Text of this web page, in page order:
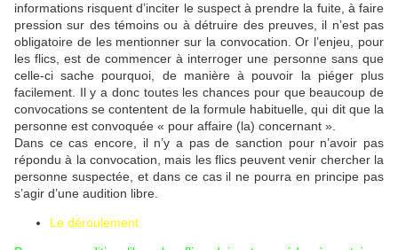
informations risquent d’inciter le suspect à prendre la fuite, à faire
pression sur des témoins ou à détruire des preuves, il n’est pas
obligatoire de les mentionner sur la convocation. Or l’enjeu, pour
les flics, est de commencer à interroger une personne sans que
celle-ci sache pourquoi, de manière à pouvoir la piéger plus
facilement. Il y a donc toutes les chances pour que beaucoup de
convocations se contentent de la formule habituelle, qui dit que la
personne est convoquée « pour affaire (la) concernant ».
Dans ce cas encore, il n’y a pas de sanction pour n’avoir pas
répondu à la convocation, mais les flics peuvent venir chercher la
personne suspectée, et dans ce cas il ne pourra en principe pas
s’agir d’une audition libre.
Le déroulement